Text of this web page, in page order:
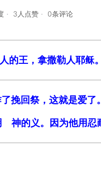
3人点赞 0条评论
的王，拿撒勒人耶稣
挽回祭，这就是爱了
的义。因为他用忍